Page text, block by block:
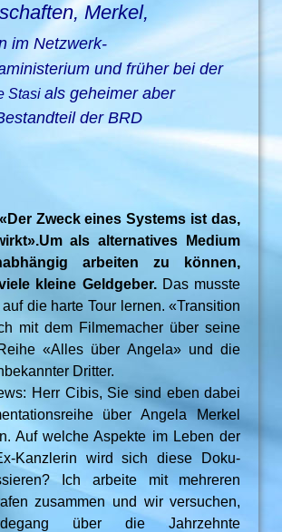
Merkel,
im Netzwerk-
und früher bei der
Stasi als geheimer aber
der BRD
Zweck eines Systems ist das,
als alternatives Medium
arbeiten zu können,
kleine Geldgeber.Das musste
die harte Tour lernen. «Transition
mit dem Filmemacher über seine
«Alles über Angela» und die
Dritter.
Herr Cibis, Sie sind eben dabei
über Angela Merkel
Auf welche Aspekte im Leben der
Kanzlerin wird sich diese Doku-
Ich arbeite mit mehreren
zusammen und wir versuchen,
über die Jahrzehnte